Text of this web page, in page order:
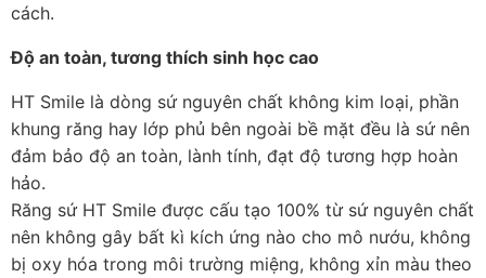
cách.
Độ an toàn, tương thích sinh học cao
HT Smile là dòng sứ nguyên chất không kim loại, phần
khung răng hay lớp phủ bên ngoài bề mặt đều là sứ nên
đảm bảo độ an toàn, lành tính, đạt độ tương hợp hoàn
hảo.
Răng sứ HT Smile được cấu tạo 100% từ sứ nguyên chất
nên không gây bất kì kích ứng nào cho mô nướu, không
bị oxy hóa trong môi trường miệng, không xỉn màu theo